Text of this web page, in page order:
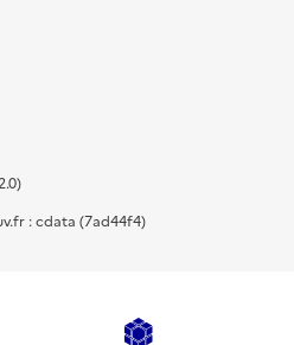
: cdata (7ad44f4)